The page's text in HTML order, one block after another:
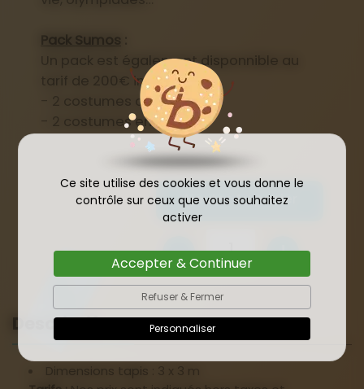
Ce site utilise des cookies et vous donne le
contrôle sur ceux que vous souhaitez
activer
Accepter & Continuer
Refuser & Fermer
Personnaliser
Pack Sumos :
Un pack est également disponnible au
tarif de 200€ incluant :
- 2 costumes adultes
- 2 costumes enfants
Ajouter Au panier
- 1 +
Descriptif
Dimensions tapis : 3 x 3 m